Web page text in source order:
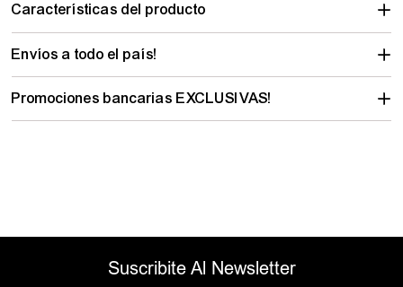
Calculá tu envío
Descripción del Producto
Características del producto
PRODUCTOS SIMILARES